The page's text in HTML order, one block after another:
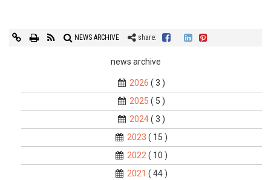
NEWS ARCHIVE share:
news archive
2026 ( 3 )
2025 ( 5 )
2024( 3 )
2023 ( 15 )
2022 ( 10 )
2021 ( 44 )